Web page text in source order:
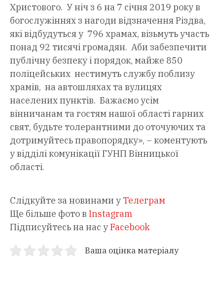
Христового. У ніч з 6 на 7 січня 2019 року в
богослужіннях з нагоди відзначення Різдва,
які відбудуться у 796 храмах, візьмуть участь
понад 92 тисячі громадян. Аби забезпечити
публічну безпеку і порядок, майже 850
поліцейських нестимуть службу поблизу
храмів, на автошляхах та вулицях
населених пунктів. Бажаємо усім
вінничанам та гостям нашої області гарних
свят, будьте толерантними до оточуючих та
дотримуйтесь правопорядку», – коментують
у відділі комунікації ГУНП Вінницької
області.
Слідкуйте за новинами у Телеграм
Ще більше фото в Instagram
Підписуйтесь на нас уFacebook
Ваша оцінка матеріалу